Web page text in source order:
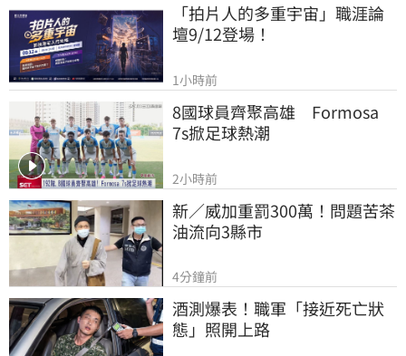
「拍片人的多重宇宙」職涯論
壇9/12登場！
1小時前
8國球員齊聚高雄　Formosa
7s掀足球熱潮
2小時前
新／威加重罰300萬！問題苦茶
油流向3縣市
4分鐘前
酒測爆表！職軍「接近死亡狀
態」照開上路